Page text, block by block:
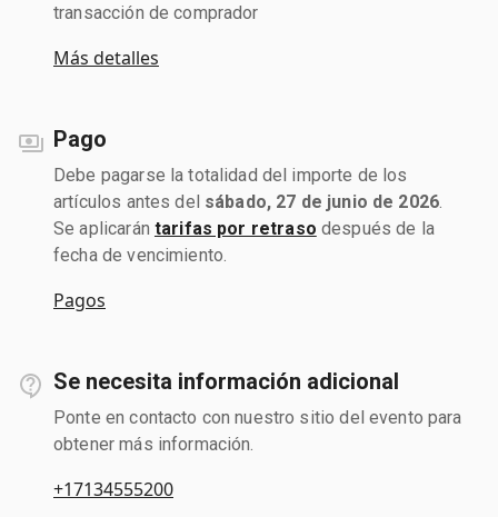
transacción de comprador
Más detalles
Pago
Debe pagarse la totalidad del importe de los
artículos antes del sábado, 27 de junio de 2026
Se aplicarán tarifas por retraso después de la
fecha de vencimiento.
Pagos
Se necesita información adicional
Ponte en contacto con nuestro sitio del evento para
obtener más información.
+17134555200